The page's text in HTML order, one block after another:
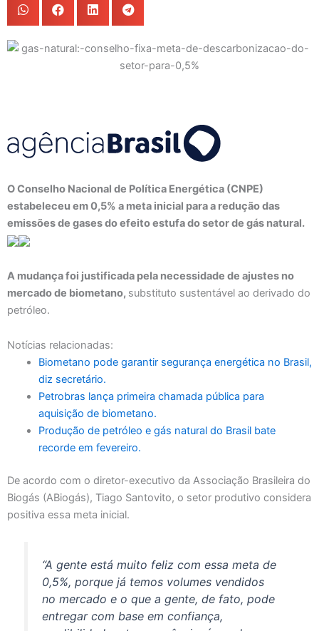
O Conselho Nacional de Política Energética (CNPE)
estabeleceu em 0,5% a meta inicial para a redução das
emissões de gases do efeito estufa do setor de gás natural.
A mudança foi justificada pela necessidade de ajustes no
mercado de biometano, substituto sustentável ao derivado do
petróleo.
Notícias relacionadas:
Biometano pode garantir segurança energética no Brasil,
diz secretário.
Petrobras lança primeira chamada pública para
aquisição de biometano.
Produção de petróleo e gás natural do Brasil bate
recorde em fevereiro.
De acordo com o diretor-executivo da Associação Brasileira do
Biogás (ABiogás), Tiago Santovito, o setor produtivo considera
positiva essa meta inicial.
“A gente está muito feliz com essa meta de
0,5%, porque já temos volumes vendidos
no mercado e o que a gente, de fato, pode
entregar com base em confiança,